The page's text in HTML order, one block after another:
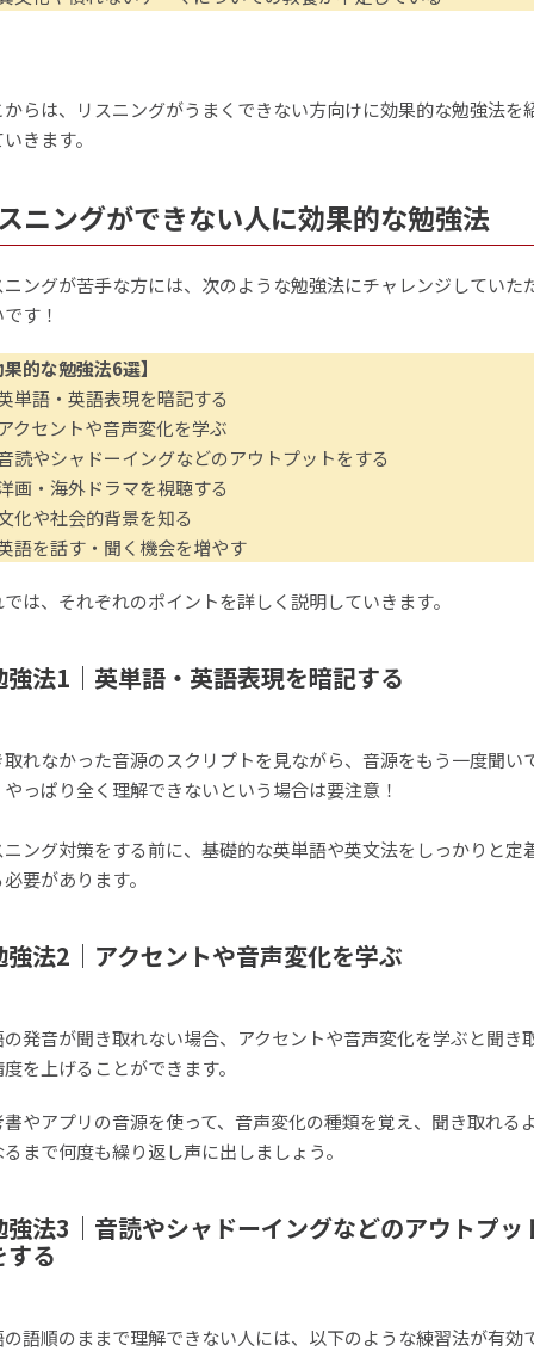
からは、リスニングがうまくできない方向けに効果的な勉強法を
きます。
スニングができない人に効果的な勉強法
ニングが苦手な方には、次のような勉強法にチャレンジしていた
す！
的な勉強法6選】
単語・英語表現を暗記する
クセントや音声変化を学ぶ
読やシャドーイングなどのアウトプットをする
画・海外ドラマを視聴する
化や社会的背景を知る
語を話す・聞く機会を増やす
は、それぞれのポイントを詳しく説明していきます。
強法1｜英単語・英語表現を暗記する
取れなかった音源のスクリプトを見ながら、音源をもう一度聞い
っぱり全く理解できないという場合は要注意！
ニング対策をする前に、基礎的な英単語や英文法をしっかりと定
要があります。
強法2｜アクセントや音声変化を学ぶ
発音が聞き取れない場合、アクセントや音声変化を学ぶと聞き
を上げることができます。
やアプリの音源を使って、音声変化の種類を覚え、聞き取れる
まで何度も繰り返し声に出しましょう。
強法3｜音読やシャドーイングなどのアウトプッ
する
の語順のままで理解できない人には、以下のような練習法が有効